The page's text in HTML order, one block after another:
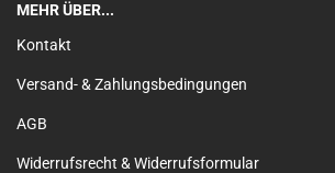
MEHR ÜBER...
Kontakt
Versand- & Zahlungsbedingungen
AGB
Widerrufsrecht & Widerrufsformular